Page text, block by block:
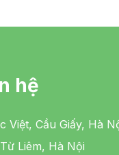
hệ
Việt, Cầu Giấy, Hà
Liêm, Hà Nội